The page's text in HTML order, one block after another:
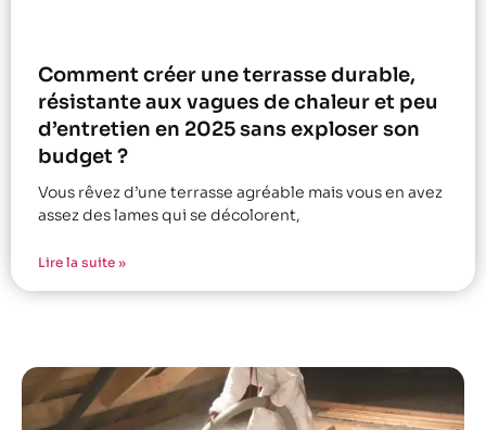
Comment créer une terrasse durable,
résistante aux vagues de chaleur et peu
d’entretien en 2025 sans exploser son
budget ?
Vous rêvez d’une terrasse agréable mais vous en avez
assez des lames qui se décolorent,
Lire la suite »